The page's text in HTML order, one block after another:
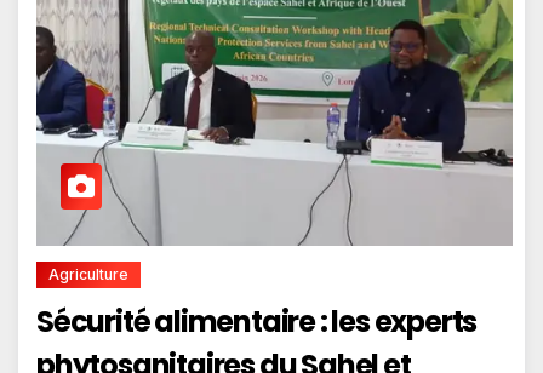
Agriculture
Sécurité alimentaire : les experts
phytosanitaires du Sahel et